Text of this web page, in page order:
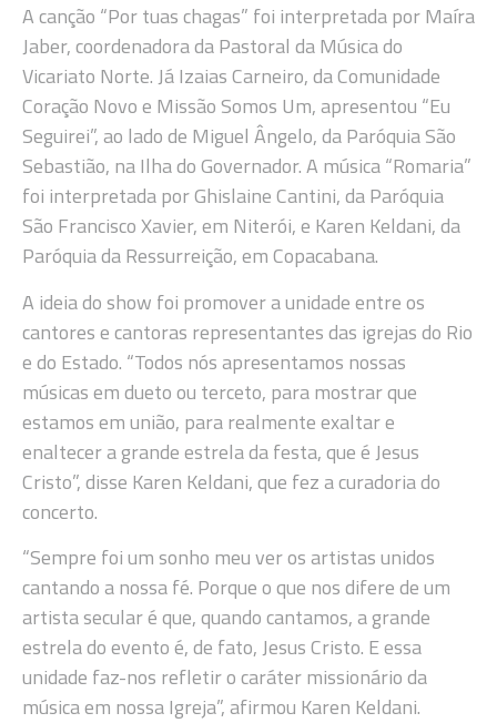
A canção “Por tuas chagas” foi interpretada por Maíra
Jaber, coordenadora da Pastoral da Música do
Vicariato Norte. Já Izaias Carneiro, da Comunidade
Coração Novo e Missão Somos Um, apresentou “Eu
Seguirei”, ao lado de Miguel Ângelo, da Paróquia São
Sebastião, na Ilha do Governador. A música “Romaria”
foi interpretada por Ghislaine Cantini, da Paróquia
São Francisco Xavier, em Niterói, e Karen Keldani, da
Paróquia da Ressurreição, em Copacabana.
A ideia do show foi promover a unidade entre os
cantores e cantoras representantes das igrejas do Rio
e do Estado. “Todos nós apresentamos nossas
músicas em dueto ou terceto, para mostrar que
estamos em união, para realmente exaltar e
enaltecer a grande estrela da festa, que é Jesus
Cristo”, disse Karen Keldani, que fez a curadoria do
concerto.
“Sempre foi um sonho meu ver os artistas unidos
cantando a nossa fé. Porque o que nos difere de um
artista secular é que, quando cantamos, a grande
estrela do evento é, de fato, Jesus Cristo. E essa
unidade faz-nos refletir o caráter missionário da
música em nossa Igreja”, afirmou Karen Keldani.